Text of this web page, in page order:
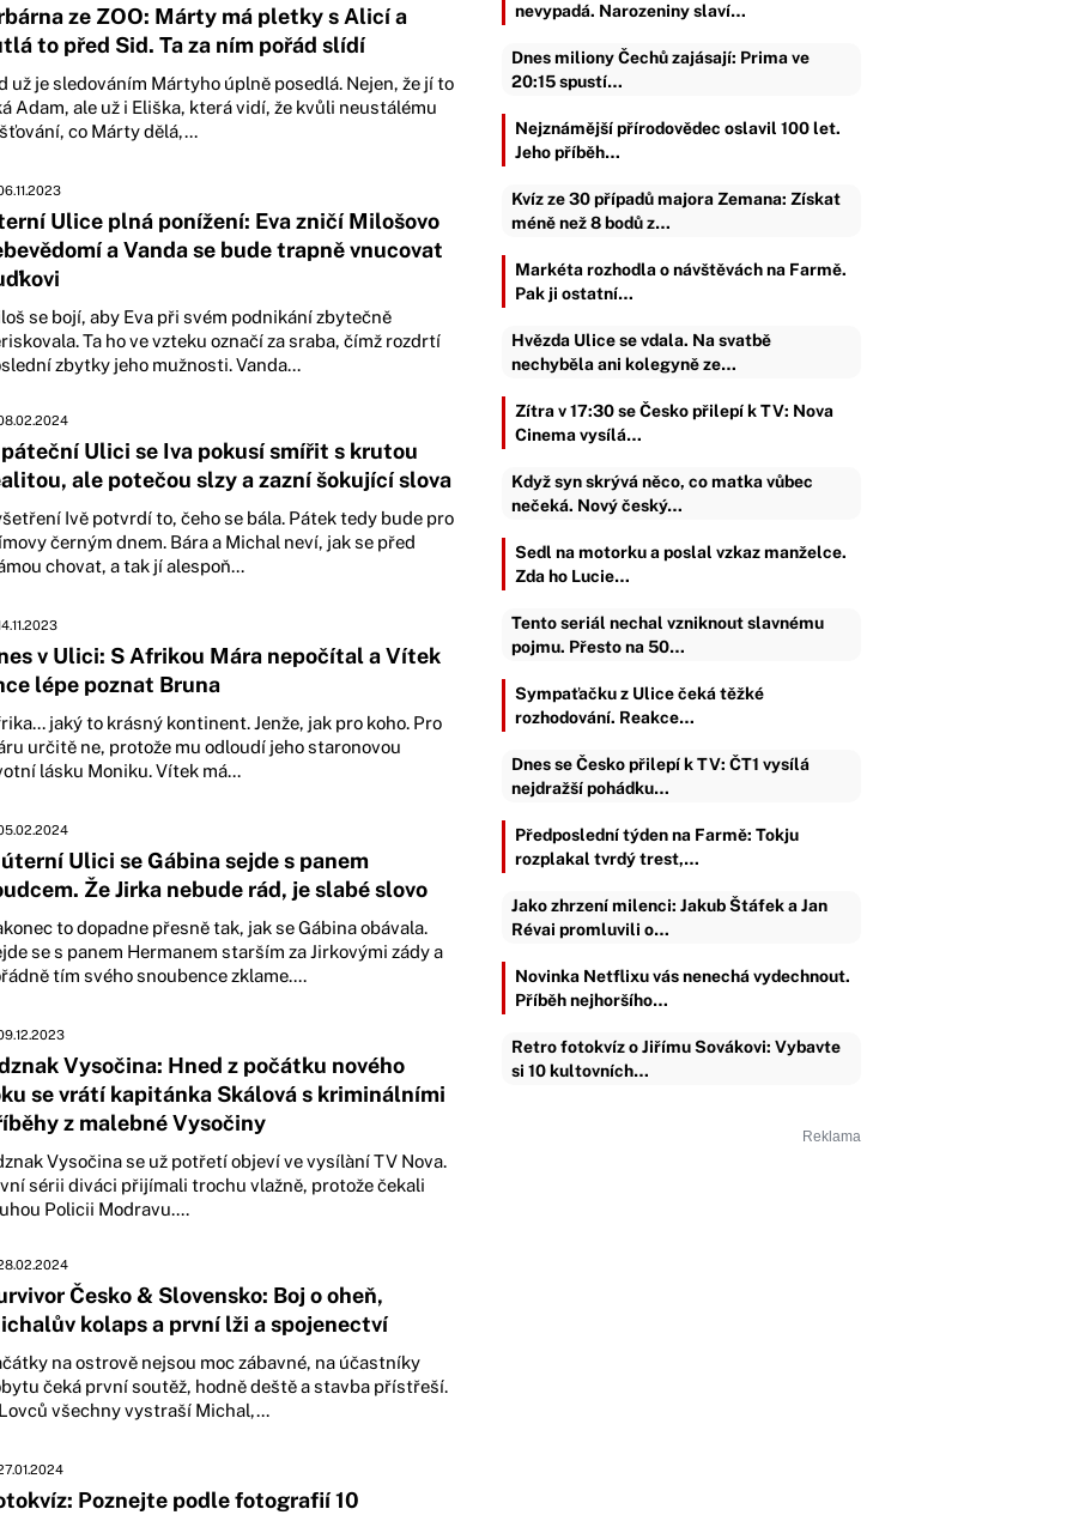
ze ZOO: Márty má pletky s Alicí a
to před Sid. Ta za ním pořád slídí
už je sledováním Mártyho úplně posedlá. Nejen, že jí to
Adam, ale už i Eliška, která vidí, že kvůli neustálému
co Márty dělá,...
Ulice plná ponížení: Eva zničí Milošovo
a Vanda se bude trapně vnucovat
se bojí, aby Eva při svém podnikání zbytečně
Ta ho ve vzteku označí za sraba, čímž rozdrtí
zbytky jeho mužnosti. Vanda...
Ulici se Iva pokusí smířit s krutou
ale potečou slzy a zazní šokující slova
Ivě potvrdí to, čeho se bála. Pátek tedy bude pro
černým dnem. Bára a Michal neví, jak se před
chovat, a tak jí alespoň...
v Ulici: S Afrikou Mára nepočítal a Vítek
lépe poznat Bruna
jaký to krásný kontinent. Jenže, jak pro koho. Pro
určitě ne, protože mu odloudí jeho staronovou
lásku Moniku. Vítek má...
Ulici se Gábina sejde s panem
Že Jirka nebude rád, je slabé slovo
to dopadne přesně tak, jak se Gábina obávala.
se s panem Hermanem starším za Jirkovými zády a
tím svého snoubence zklame....
Vysočina: Hned z počátku nového
se vrátí kapitánka Skálová s kriminálními
z malebné Vysočiny
Vysočina se už potřetí objeví ve vysílàní TV Nova.
sérii diváci přijímali trochu vlažně, protože čekali
Policii Modravu....
Česko & Slovensko: Boj o oheň,
kolaps a první lži a spojenectví
na ostrově nejsou moc zábavné, na účastníky
čeká první soutěž, hodně deště a stavba přístřeší.
všechny vystraší Michal,...
Poznejte podle fotografií 10
nevypadá. Narozeniny slaví…
Dnes miliony Čechů zajásají: Prima ve
20:15 spustí…
Nejznámější přírodovědec oslavil 100 let.
Jeho příběh…
Kvíz ze 30 případů majora Zemana: Získat
méně než 8 bodů z…
Markéta rozhodla o návštěvách na Farmě.
Pak ji ostatní…
Hvězda Ulice se vdala. Na svatbě
nechyběla ani kolegyně ze…
Zítra v 17:30 se Česko přilepí k TV: Nova
Cinema vysílá…
Když syn skrývá něco, co matka vůbec
nečeká. Nový český…
Sedl na motorku a poslal vzkaz manželce.
Zda ho Lucie…
Tento seriál nechal vzniknout slavnému
pojmu. Přesto na 50…
Sympaťačku z Ulice čeká těžké
rozhodování. Reakce…
Dnes se Česko přilepí k TV: ČT1 vysílá
nejdražší pohádku…
Předposlední týden na Farmě: Tokju
rozplakal tvrdý trest,…
Jako zhrzení milenci: Jakub Štáfek a Jan
Révai promluvili o…
Novinka Netflixu vás nenechá vydechnout.
Příběh nejhoršího…
Retro fotokvíz o Jiřímu Sovákovi: Vybavte
si 10 kultovních…